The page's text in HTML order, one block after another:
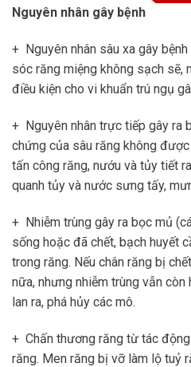
Nguyên nhân gây bệnh
+ Nguyên nhân sâu xa gây
sóc răng miệng không sạch sẽ,
điều kiện cho vi khuẩn trú ngụ
+ Nguyên nhân trực tiếp gây ra
chứng của sâu răng không
tấn công răng, nướu và tủy tiết
quanh tủy và nước sưng tấy,
+ Nhiễm trùng gây ra bọc mủ
sống hoặc đã chết, bạch huyết
trong răng. Nếu chân răng bị
nữa, nhưng nhiễm trùng vẫn
lan ra, phá hủy các mô.
+ Chấn thương răng từ tác
răng. Men răng bị vỡ làm lộ tuỷ